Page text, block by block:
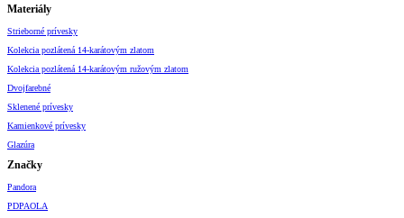
Materiály
Strieborné prívesky
Kolekcia pozlátená 14-karátovým zlatom
Kolekcia pozlátená 14-karátovým ružovým zlatom
Dvojfarebné
Sklenené prívesky
Kamienkové prívesky
Glazúra
Značky
Pandora
PDPAOLA